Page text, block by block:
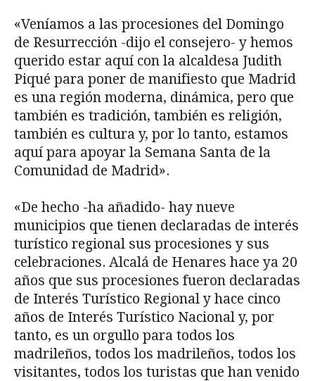
«Veníamos a las procesiones del Domingo
de Resurrección -dijo el consejero- y hemos
querido estar aquí con la alcaldesa Judith
Piqué para poner de manifiesto que Madrid
es una región moderna, dinámica, pero que
también es tradición, también es religión,
también es cultura y, por lo tanto, estamos
aquí para apoyar la Semana Santa de la
Comunidad de Madrid».
«De hecho -ha añadido- hay nueve
municipios que tienen declaradas de interés
turístico regional sus procesiones y sus
celebraciones. Alcalá de Henares hace ya 20
años que sus procesiones fueron declaradas
de Interés Turístico Regional y hace cinco
años de Interés Turístico Nacional y, por
tanto, es un orgullo para todos los
madrileños, todos los madrileños, todos los
visitantes, todos los turistas que han venido